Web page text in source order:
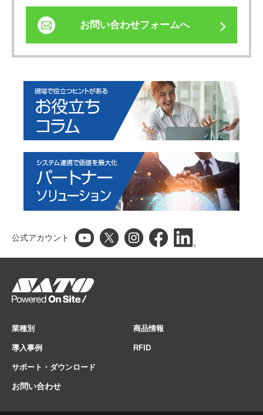
お問い合わせフォームへ
公式アカウント
業種別 商品情報
導入事例 RFID
サポート・ダウンロード
お問い合わせ